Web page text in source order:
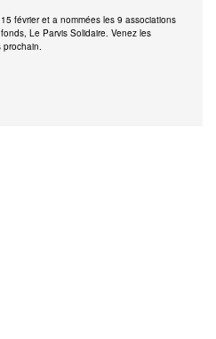
février et a nommées les 9 associations
Le Parvis Solidaire. Venez les
prochain.